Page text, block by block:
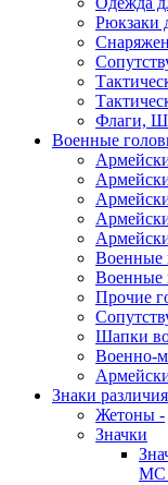
Рюкзаки
Флаги,
Военные
Военные
Военные
Прочие
Шапки
Военно-
Знаки
Жетоны -
Значки
МС